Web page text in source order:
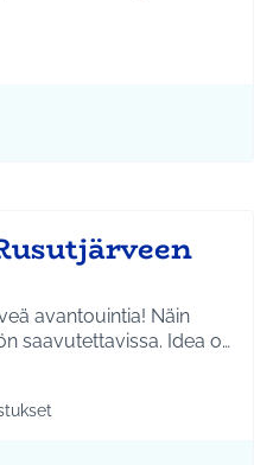
Hyrylä
mukaan: Ympäristö
avantouintia! Näin
paikka olisi monen henkilön saavutettavissa. Idea o…
Hyrylä
mukaan: Liikunta ja